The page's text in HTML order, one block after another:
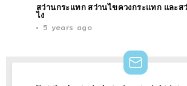
สว่านกระแทก สว่านไขควงกระแทก และส
ไง
5 years ago